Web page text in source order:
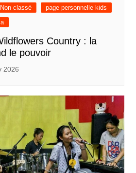
Non classé
page personnelle kids
Country : la
le pouvoir
2026